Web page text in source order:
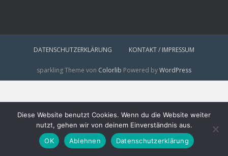
DATENSCHUTZERKLÄRUNG KONTAKT / IMPRESSUM
sparkling Theme von Colorlib Powered byWordPress
Diese Website benutzt Cookies. Wenn du die Website weiter
nutzt, gehen wir von deinem Einverständnis aus.
OK
Ablehnen Datenschutzerklärung